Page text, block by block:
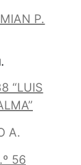
P.
“LUIS
A.
56